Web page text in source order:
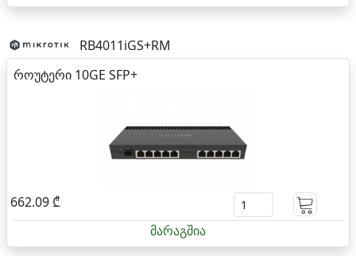
RB4011iGS+RM
როუტერი 10GE SFP+
662.09 ₾
მარაგშია